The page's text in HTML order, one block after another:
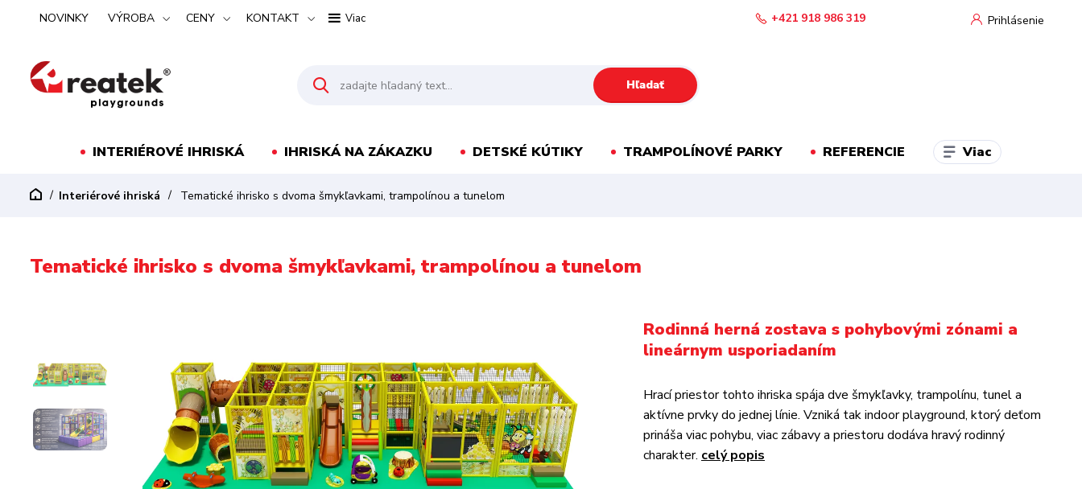
NOVINKY VÝROBA CENY KONTAKT Viac Prihlásenie
Hľadať
+421 918 986 319
INTERIÉROVÉ IHRISKÁ IHRISKÁ NA ZÁKAZKU DETSKÉ KÚTIKY TRAMPOLÍNOVÉ PARKY REFERENCIE Viac
Interiérové ihriská Tematické ihrisko s dvoma šmykľavkami, trampolínou a tunelom
Tematické ihrisko s dvoma šmykľavkami, trampolínou a tunelom
Rodinná herná zostava s pohybovými zónami a
lineárnym usporiadaním
Hrací priestor tohto ihriska spája dve šmykľavky, trampolínu, tunel a
aktívne prvky do jednej línie. Vzniká tak indoor playground, ktorý deťom
prináša viac pohybu, viac zábavy a priestoru dodáva hravý rodinný
charakter. celý popis